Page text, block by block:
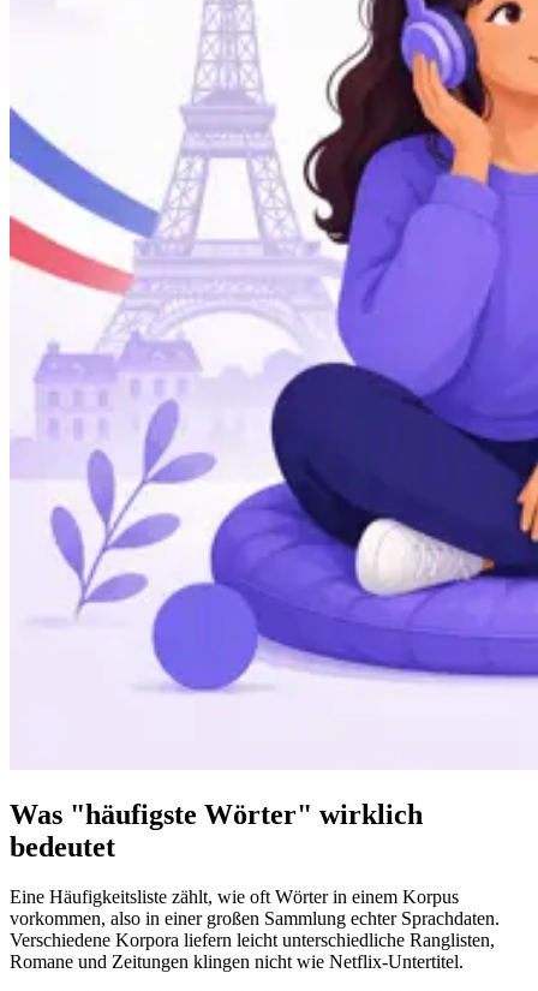
Was "häufigste Wörter" wirklich
bedeutet
Eine Häufigkeitsliste zählt, wie oft Wörter in einem Korpus
vorkommen, also in einer großen Sammlung echter Sprachdaten.
Verschiedene Korpora liefern leicht unterschiedliche Ranglisten,
Romane und Zeitungen klingen nicht wie Netflix-Untertitel.